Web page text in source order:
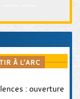
À L'ARC
: ouverture